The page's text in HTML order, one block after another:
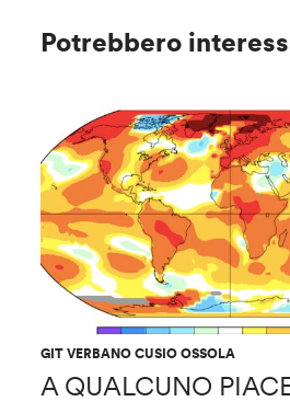
Potrebbero
GIT VERBANO CUSIO OSSOLA
A QUALCUNO